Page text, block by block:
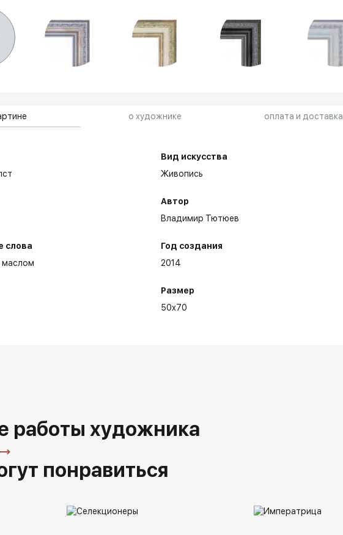
о художнике оплата и доставка
слова
маслом
Вид искусства
Живопись
Автор
Владимир Тютюев
Год создания
2014
Размер
50x70
работы художника
понравиться